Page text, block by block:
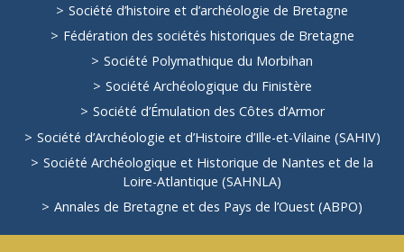
Société d’histoire et d’archéologie de Bretagne
Fédération des sociétés historiques de Bretagne
Société Polymathique du Morbihan
Société Archéologique du Finistère
Société d’Émulation des Côtes d’Armor
Société d’Archéologie et d’Histoire d’Ille-et-Vilaine (SAHIV)
Société Archéologique et Historique de Nantes et de la
Loire-Atlantique (SAHNLA)
Annales de Bretagne et des Pays de l’Ouest (ABPO)